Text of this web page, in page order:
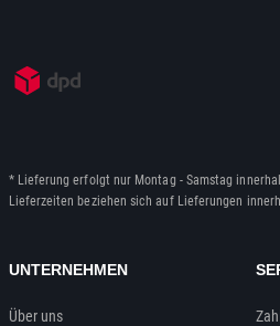
* Lieferung erfolgt nur Montag - Samstag
Lieferzeiten beziehen sich auf Lieferungen
UNTERNEHMEN
Über uns